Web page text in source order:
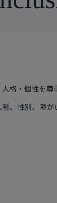
格・個性を
、性別、障